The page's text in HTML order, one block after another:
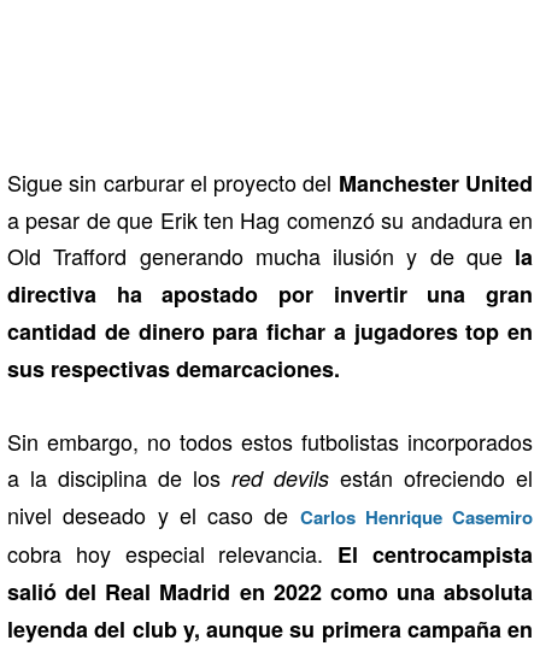
Sigue sin carburar el proyecto del Manchester United
a pesar de que Erik ten Hag comenzó su andadura en
Old Trafford generando mucha ilusión y de quela
directiva ha apostado por invertir una gran
cantidad de dinero para fichar a jugadores top en
sus respectivas demarcaciones.
Sin embargo, no todos estos futbolistas incorporados
a la disciplina de los red devils están ofreciendo el
nivel deseado y el caso de Carlos Henrique Casemiro
cobra hoy especial relevancia. El centrocampista
salió del Real Madrid en 2022 como una absoluta
leyenda del club y, aunque su primera campaña en